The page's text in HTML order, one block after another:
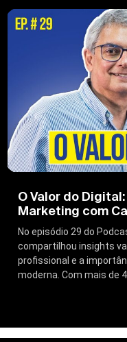
O Valor do
Marketing com
No episódio 29 do
compartilhou insights
profissional e a
moderna. Com mais de